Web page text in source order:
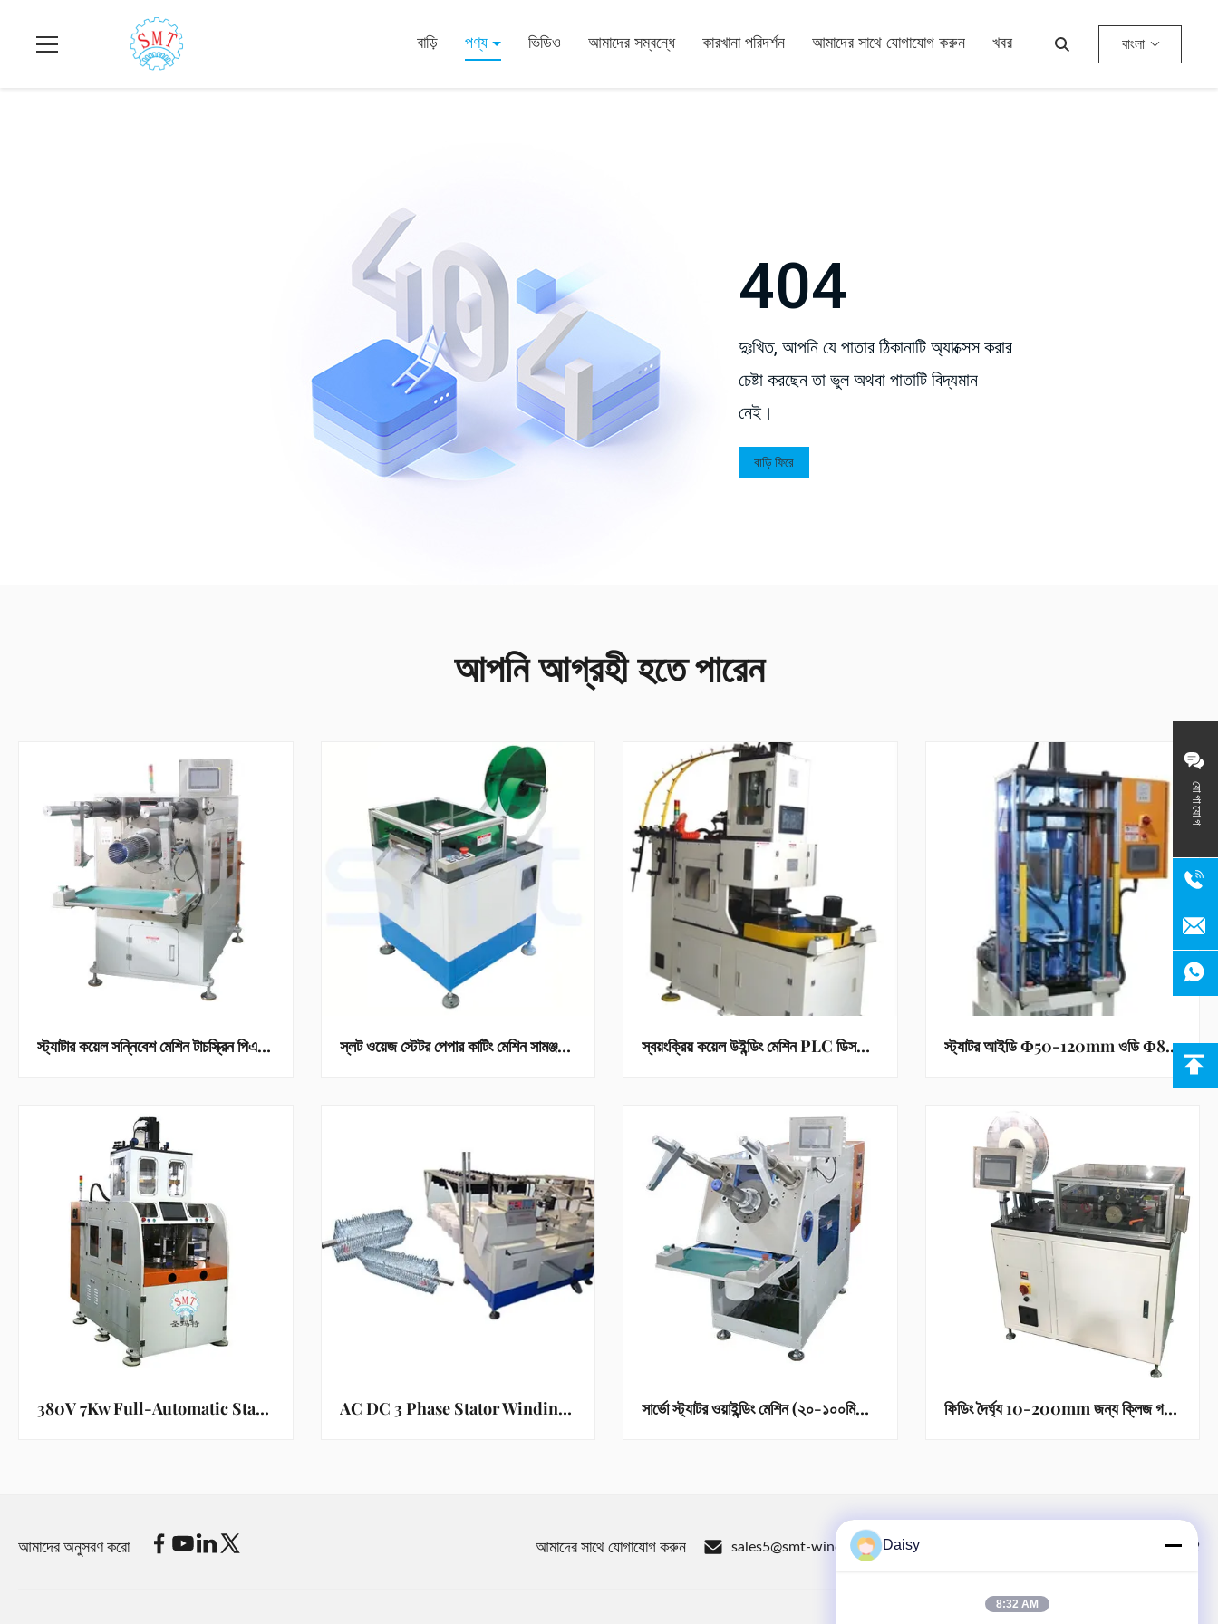
যোগাযোগ
বাড়ি পণ্য ভিডিও আমাদের সম্বন্ধে কারখানা পরিদর্শন আমাদের সাথে যোগাযোগ করুন খবর বাংলা
404
দুঃখিত, আপনি যে পাতার ঠিকানাটি অ্যাক্সেস করার
চেষ্টা করছেন তা ভুল অথবা পাতাটি বিদ্যমান
নেই।
বাড়ি ফিরে
আপনি আগ্রহী হতে পারেন
স্ট্যাটার কয়েল সন্নিবেশ মেশিন টাচস্ক্রিন পিএলসি নিয়ন্ত্রিত ≤ 70mm টুলিং ভ্রমণ স্লট ওয়েজ স্টেটর পেপার কাটিং মেশিন সামঞ্জস্যযোগ্য প্রস্থ স্বয়ংক্রিয় কয়েল উইন্ডিং মেশিন PLC ডিসপ্লেয়ার 0.2~1.0 MM তারের ব্যাস স্ট্যাটর আইডি Φ50-120mm ওডি Φ80-160mm এবং স্ট্যাক উচ্চতা 40-150mm সহ কয়েল তৈরির মেশিন
380V 7Kw Full-Automatic Stator Winding Machine with 12 Months Warranty for High Efficiency Washing Machine Manufacturing AC DC 3 Phase Stator Winding Machine 3200r/min 220V 7Kw সার্ভো স্ট্যাটর ওয়াইন্ডিং মেশিন (২০-১০০মিমি আইডি, ৮-৪৮ স্লট মোটরগুলির জন্য) ফিডিং দৈর্ঘ্য 10-200mm জন্য ক্লিজ গঠন এবং কাটিয়া মেশিন
আমাদের অনুসরণ করো আমাদের সাথে যোগাযোগ করুন sales5@smt-winding.com 86-512-66316783-802
Daisy
8:32 AM